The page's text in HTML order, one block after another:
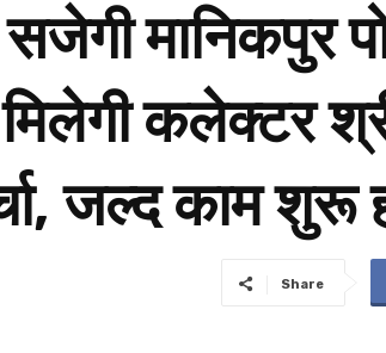
मानिकपुर
कलेक्टर
जल्द काम शुरू
Share